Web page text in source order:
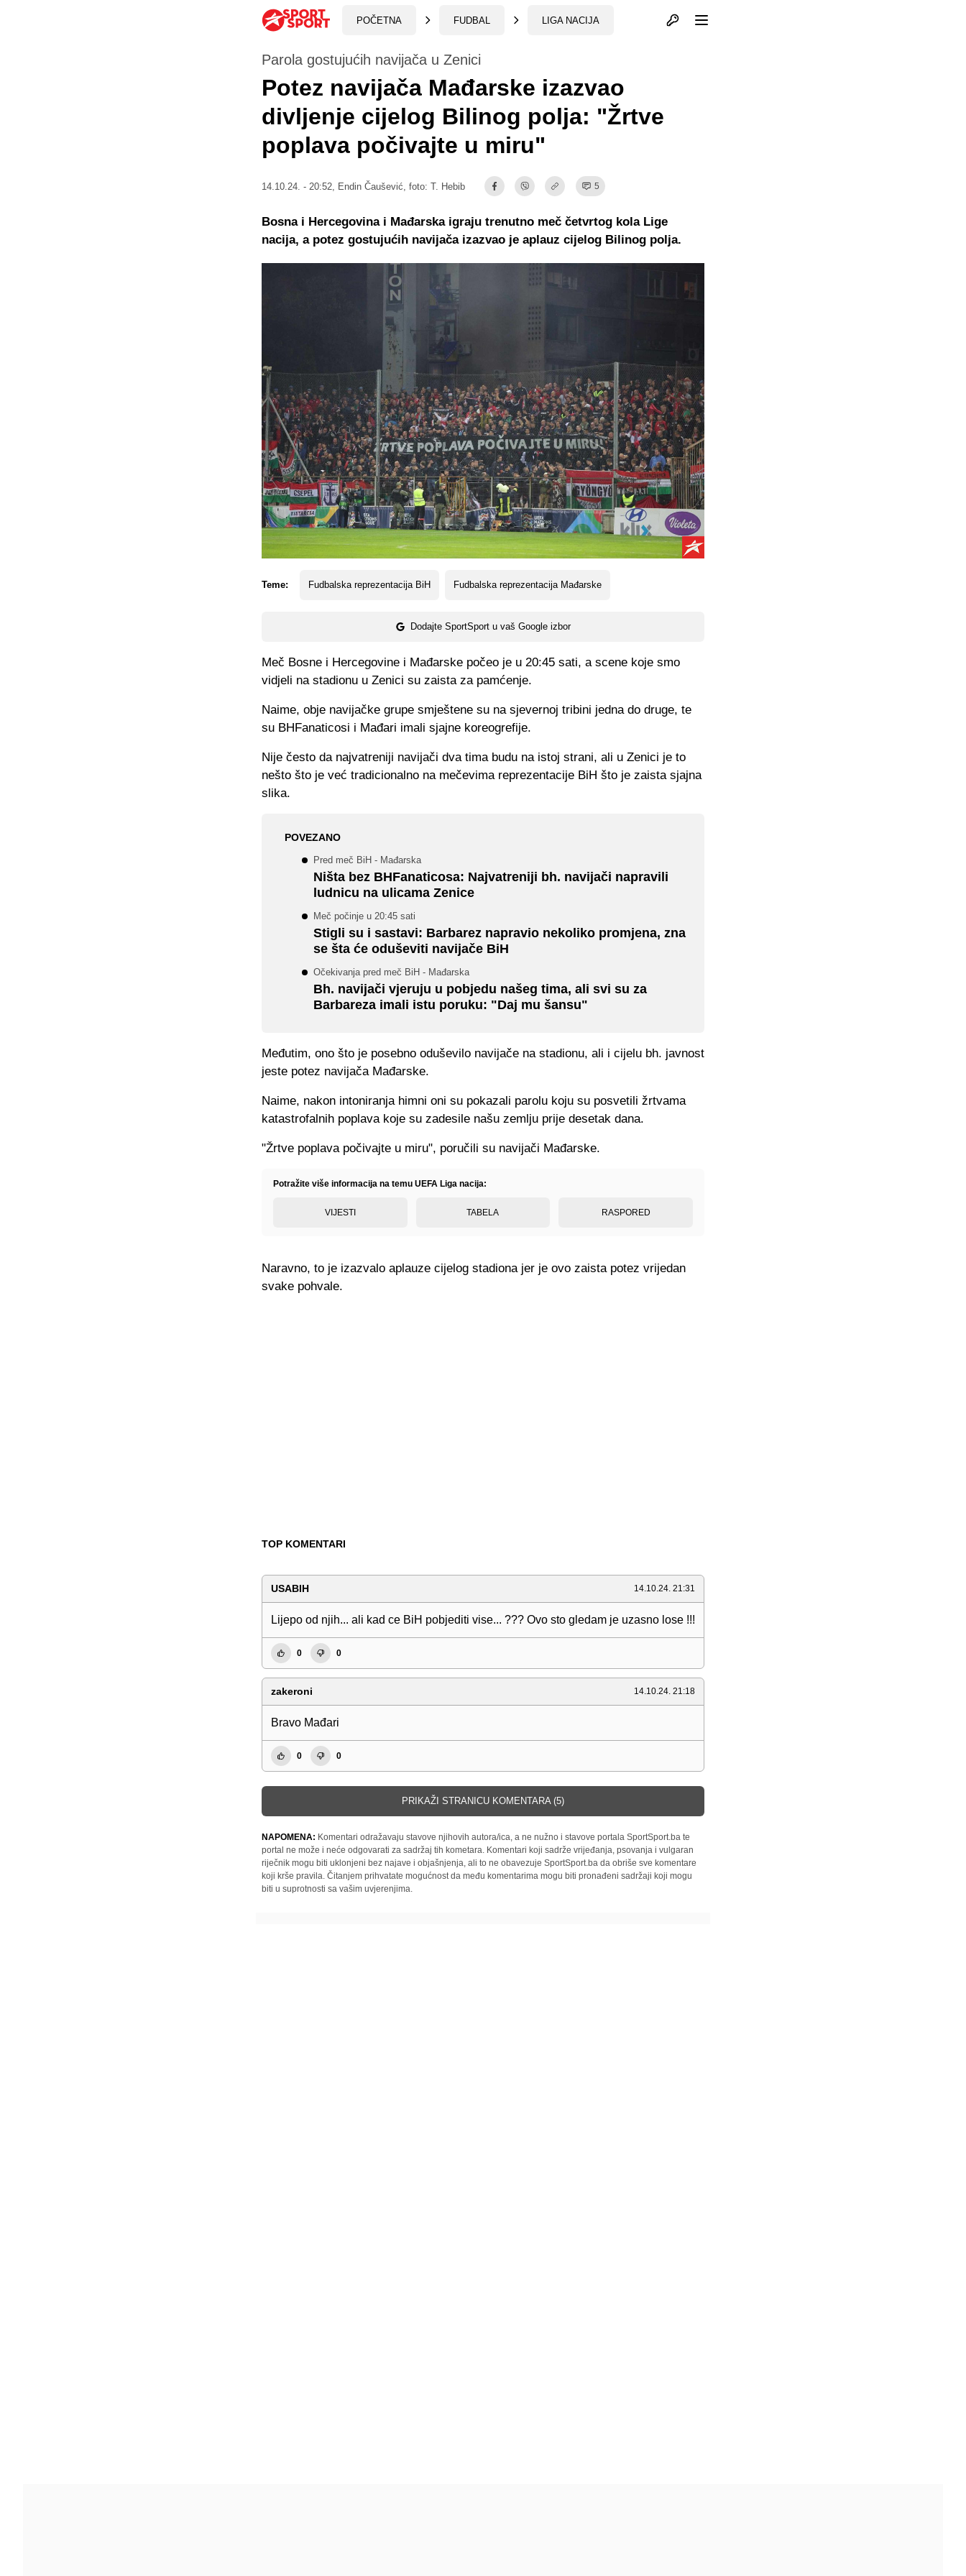
POČETNA FUDBAL LIGA NACIJA Otvori profil
Parola gostujućih navijača u Zenici
Potez navijača Mađarske izazvao
divljenje cijelog Bilinog polja: "Žrtve
poplava počivajte u miru"
14.10.24. - 20:52, Endin Čaušević , foto: T. Hebib 5
Teme: Fudbalska reprezentacija BiH Fudbalska reprezentacija Mađarske
Dodajte SportSport u vaš Google izbor
Bosna i Hercegovina i Mađarska igraju trenutno meč četvrtog kola Lige
nacija, a potez gostujućih navijača izazvao je aplauz cijelog Bilinog polja.
Meč Bosne i Hercegovine i Mađarske počeo je u 20:45 sati, a scene koje smo
vidjeli na stadionu u Zenici su zaista za pamćenje.
Naime, obje navijačke grupe smještene su na sjevernoj tribini jedna do druge, te
su BHFanaticosi i Mađari imali sjajne koreogrefije.
Nije često da najvatreniji navijači dva tima budu na istoj strani, ali u Zenici je to
nešto što je već tradicionalno na mečevima reprezentacije BiH što je zaista sjajna
slika.
POVEZANO
Pred meč BiH - Mađarska
Ništa bez BHFanaticosa: Najvatreniji bh. navijači napravili
ludnicu na ulicama Zenice
Meč počinje u 20:45 sati
Stigli su i sastavi: Barbarez napravio nekoliko promjena, zna
se šta će oduševiti navijače BiH
Očekivanja pred meč BiH - Mađarska
Bh. navijači vjeruju u pobjedu našeg tima, ali svi su za
Barbareza imali istu poruku: "Daj mu šansu"
Međutim, ono što je posebno oduševilo navijače na stadionu, ali i cijelu bh. javnost
jeste potez navijača Mađarske.
Naime, nakon intoniranja himni oni su pokazali parolu koju su posvetili žrtvama
katastrofalnih poplava koje su zadesile našu zemlju prije desetak dana.
"Žrtve poplava počivajte u miru", poručili su navijači Mađarske.
Potražite više informacija na temu UEFA Liga nacija:
VIJESTI TABELA RASPORED
Naravno, to je izazvalo aplauze cijelog stadiona jer je ovo zaista potez vrijedan
svake pohvale.
TOP KOMENTARI
USABIH 14.10.24. 21:31
Lijepo od njih... ali kad ce BiH pobjediti vise... ??? Ovo sto gledam je uzasno lose !!!
0 0
zakeroni 14.10.24. 21:18
Bravo Mađari
0 0
PRIKAŽI STRANICU KOMENTARA (5)
NAPOMENA: Komentari odražavaju stavove njihovih autora/ica, a ne nužno i stavove portala SportSport.ba te
portal ne može i neće odgovarati za sadržaj tih kometara. Komentari koji sadrže vrijeđanja, psovanja i vulgaran
riječnik mogu biti uklonjeni bez najave i objašnjenja, ali to ne obavezuje SportSport.ba da obriše sve komentare
koji krše pravila. Čitanjem prihvatate mogućnost da među komentarima mogu biti pronađeni sadržaji koji mogu
biti u suprotnosti sa vašim uvjerenjima.